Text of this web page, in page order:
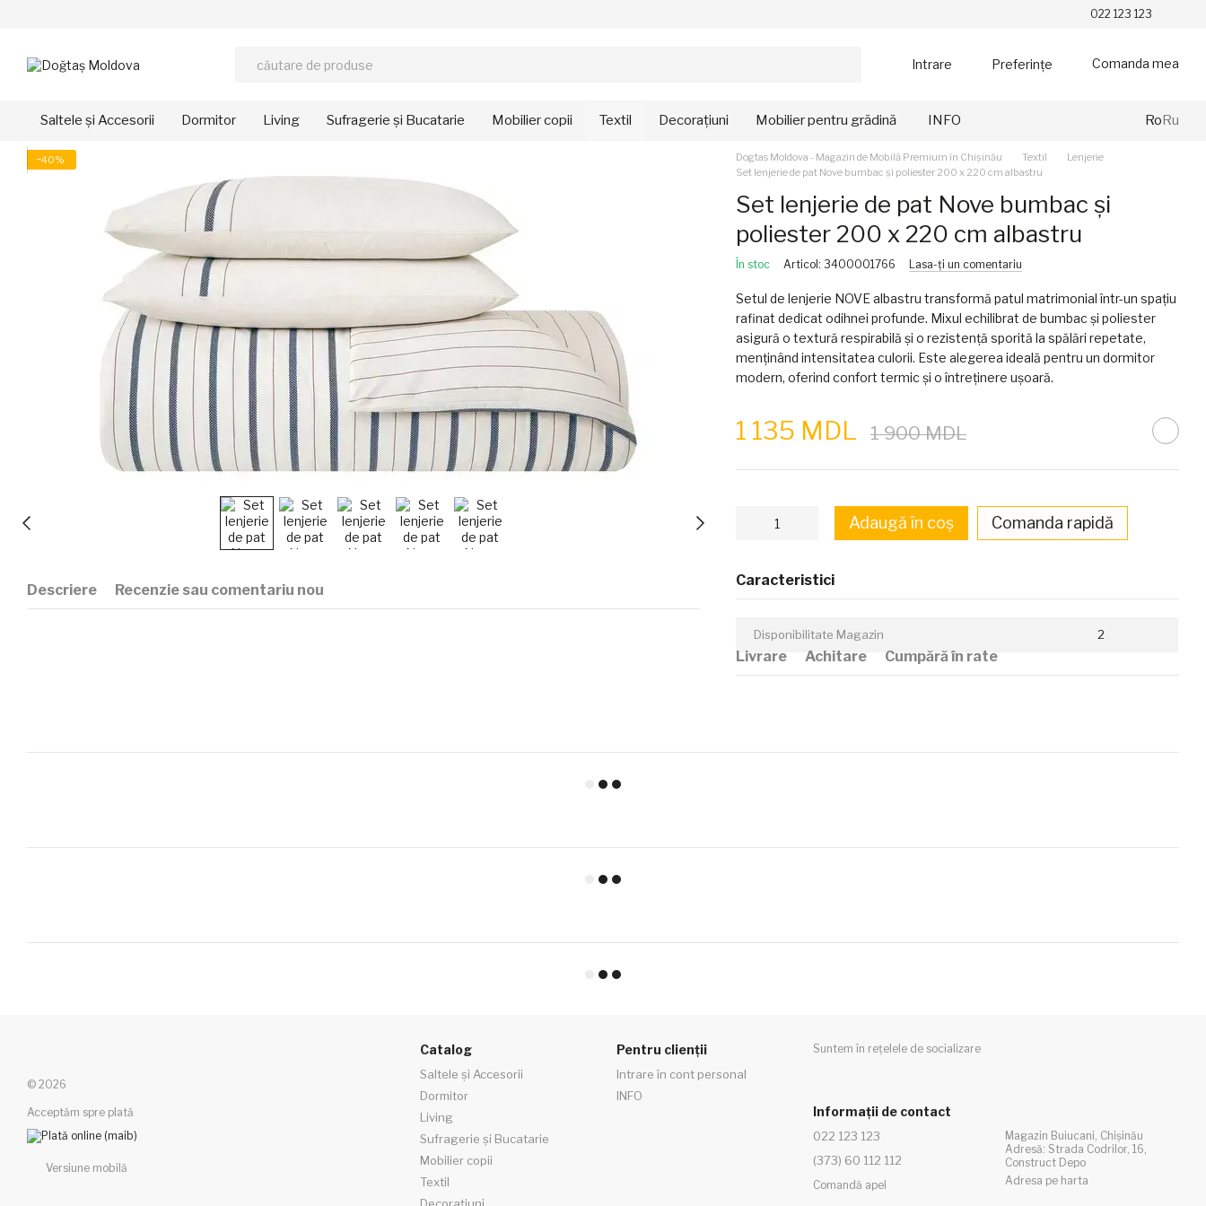
022 123 123
Intrare Preferințe Comanda mea
Saltele și Accesorii Dormitor Living Sufragerie și Bucatarie Mobilier copii Textil Decorațiuni Mobilier pentru grădină INFO RoRu
−40%
Descriere Recenzie sau comentariu nou
Dogtas Moldova - Magazin de Mobilă Premium în Chișinău Textil
Lenjerie
Set lenjerie de pat Nove bumbac și poliester 200 x 220 cm albastru
Set lenjerie de pat Nove bumbac și
poliester 200 x 220 cm albastru
În stoc Articol: 3400001766 Lasa-ți un comentariu
Setul de lenjerie NOVE albastru transformă patul matrimonial într-un spațiu
rafinat dedicat odihnei profunde. Mixul echilibrat de bumbac și poliester
asigură o textură respirabilă și o rezistență sporită la spălări repetate,
menținând intensitatea culorii. Este alegerea ideală pentru un dormitor
modern, oferind confort termic și o întreținere ușoară.
1 135 MDL 1 900 MDL
Adaugă în coș Comanda rapidă
Caracteristici
Disponibilitate Magazin 2
Livrare Achitare Cumpără în rate
© 2026
Acceptăm spre plată
Versiune mobilă
Catalog
Saltele și Accesorii
Dormitor
Living
Sufragerie și Bucatarie
Mobilier copii
Textil
Pentru clienții
Intrare în cont personal
INFO
Suntem în rețelele de socializare
Informații de contact
022 123 123
(373) 60 112 112
Comandă apel
Magazin Buiucani, Chișinău
Adresă: Strada Codrilor, 16,
Construct Depo
Adresa pe harta